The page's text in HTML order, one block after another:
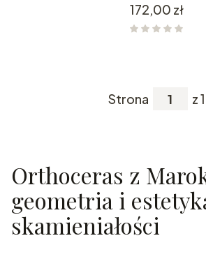
Cena
172,00 zł
Strona z 1
Orthoceras z
geometria i
skamieniałości